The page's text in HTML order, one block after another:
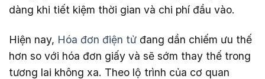
dàng khi tiết kiệm thời gian và chi phí đầu vào.
Hiện nay, Hóa đơn điện tử đang dần chiếm ưu thế
hơn so với hóa đơn giấy và sẽ sớm thay thế trong
tương lai không xa. Theo lộ trình của cơ quan